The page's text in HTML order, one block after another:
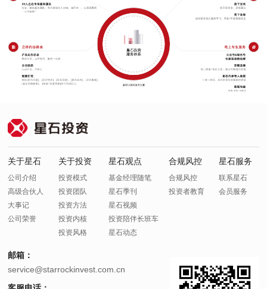
关于星石
公司介绍
高级合伙人
大事记
公司荣誉
关于投资
投资模式
投资团队
投资方法
投资内核
投资风格
星石观点
基金经理随笔
星石季刊
星石视频
投资陪伴长班车
星石动态
合规风控
合规风控
投资者教育
星石服务
联系星石
会员服务
邮箱：
service@starrockinvest.com.cn